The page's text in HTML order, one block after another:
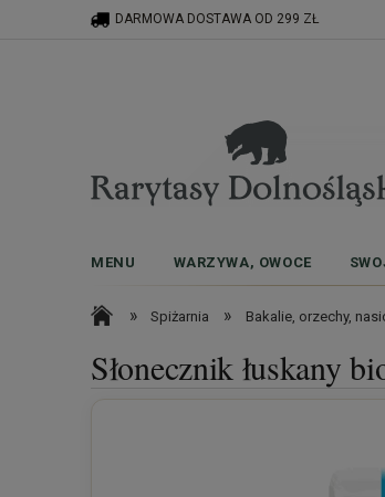
DARMOWA DOSTAWA OD 299 ZŁ
MENU WARZYWA, OWOCE
» Spiżarnia » Bakalie, orzechy,
Słonecznik łuskany